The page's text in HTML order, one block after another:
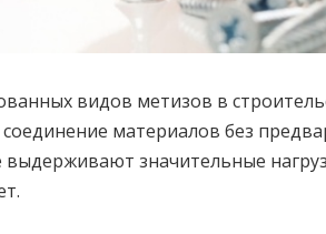
видов метизов в
материалов без
значительные